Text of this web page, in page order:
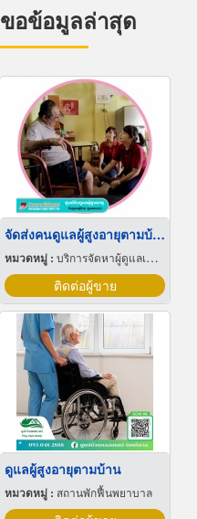
อข้อมูลล่าสุด
จัดส่งคนดูแลผู้สูงอายุตามบ้าน
หมวดหมู่ : บริการจัดหาผู้ดูแลเด็กและผู้สูงอายุ
ติดต่อผู้ขาย
ดูแลผู้สูงอายุตามบ้าน
หมวดหมู่ : สถานพักฟื้นพยาบาล